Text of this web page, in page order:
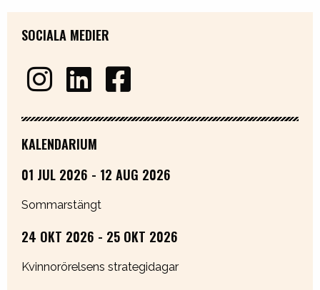
SOCIALA MEDIER
KALENDARIUM
01 JUL 2026 - 12 AUG 2026
Sommarstängt
24 OKT 2026 - 25 OKT 2026
Kvinnorörelsens strategidagar